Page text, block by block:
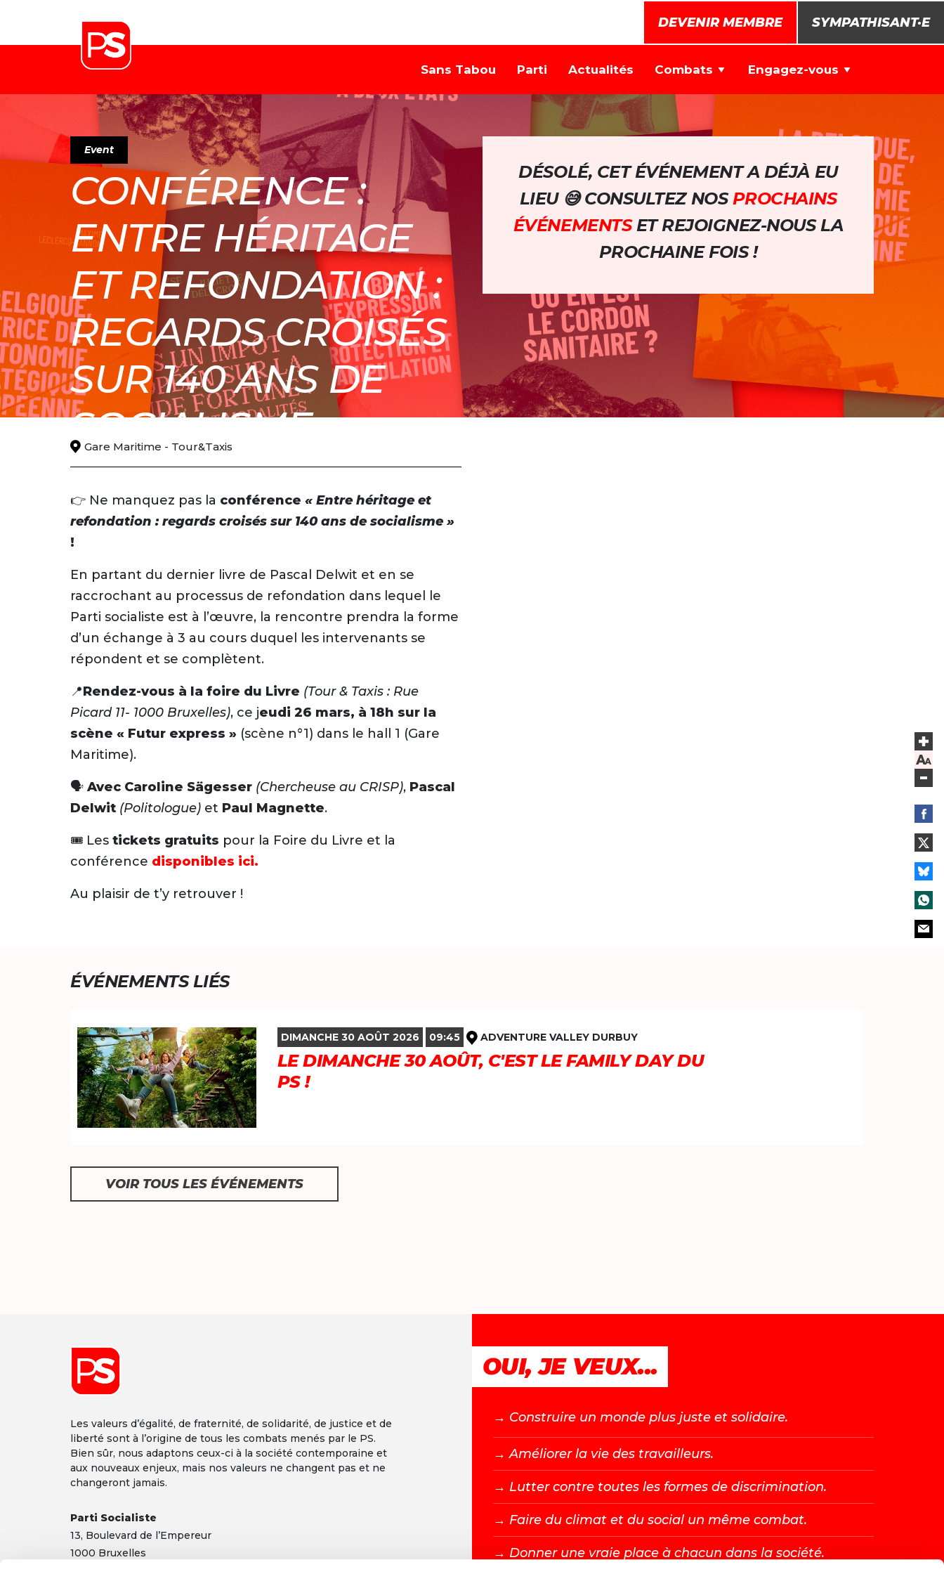
DEVENIR MEMBRE SYMPATHISANT·E
Sans Tabou Parti Actualités Combats Engagez-vous
Event
CONFÉRENCE :
ENTRE HÉRITAGE
ET REFONDATION :
REGARDS CROISÉS
SUR 140 ANS DE
SOCIALISME ».
Gare Maritime - Tour&Taxis
👉 Ne manquez pas la conférence « Entre héritage et
refondation : regards croisés sur 140 ans de socialisme »
!
En partant du dernier livre de Pascal Delwit et en se
raccrochant au processus de refondation dans lequel le
Parti socialiste est à l’œuvre, la rencontre prendra la forme
d’un échange à 3 au cours duquel les intervenants se
répondent et se complètent.
📍Rendez-vous à la foire du Livre (Tour & Taxis : Rue
Picard 11- 1000 Bruxelles), ce jeudi 26 mars, à 18h sur la
scène « Futur express » (scène n°1) dans le hall 1 (Gare
Maritime).
🗣️ Avec Caroline Sägesser (Chercheuse au CRISP), Pascal
Delwit (Politologue) et Paul Magnette.
🎟️ Les tickets gratuits pour la Foire du Livre et la
conférence disponibles ici.
Au plaisir de t’y retrouver !
DÉSOLÉ, CET ÉVÉNEMENT A DÉJÀ EU
LIEU 😅 CONSULTEZ NOSPROCHAINS
ÉVÉNEMENTSET REJOIGNEZ-NOUS LA
PROCHAINE FOIS !
ÉVÉNEMENTS LIÉS
DIMANCHE 30 AOÛT 2026 09:45 ADVENTURE VALLEY DURBUY
LE DIMANCHE 30 AOÛT, C'EST LE FAMILY DAY DU
PS !
VOIR TOUS LES ÉVÉNEMENTS
Les valeurs d’égalité, de fraternité, de solidarité, de justice et de
liberté sont à l’origine de tous les combats menés par le PS.
Bien sûr, nous adaptons ceux-ci à la société contemporaine et
aux nouveaux enjeux, mais nos valeurs ne changent pas et ne
changeront jamais.
Parti Socialiste
13, Boulevard de l’Empereur
1000 Bruxelles
OUI, JE VEUX...
→ Construire un monde plus juste et solidaire.
→ Améliorer la vie des travailleurs.
→ Lutter contre toutes les formes de discrimination.
→ Faire du climat et du social un même combat.
→ Donner une vraie place à chacun dans la société.